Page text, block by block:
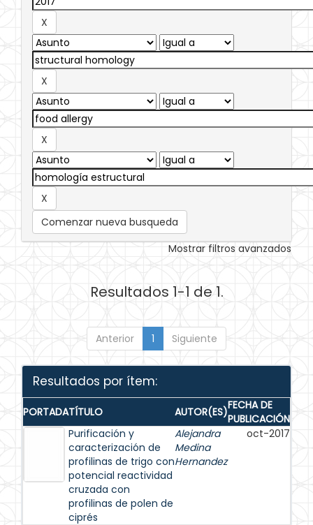
Comenzar nueva busqueda
Mostrar filtros avanzados
Resultados 1-1 de 1.
Anterior 1 Siguiente
Resultados por ítem:
PORTADATÍTULO AUTOR(ES)FECHA DE
PUBLICACIÓN
Purificación y
caracterización de
profilinas de trigo con
potencial reactividad
cruzada con
profilinas de polen de
ciprés
Alejandra
Medina
Hernandez
oct-2017